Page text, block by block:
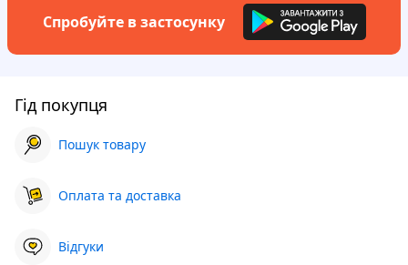
Спробуйте в застосунку
Гід покупця
Пошук товару
Оплата та доставка
Відгуки